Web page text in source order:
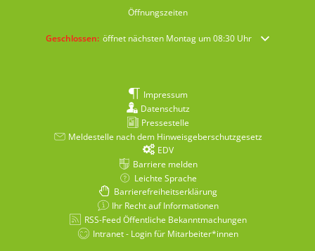
Öffnungszeiten
Klicken, um weitere Öffnungs- oder Schließzeiten auszublenden
Geschlossen: öffnet nächsten Montag um 08:30 Uhr
Impressum
Datenschutz
Pressestelle
Meldestelle nach dem Hinweisgeberschutzgesetz
EDV
Barriere melden
Leichte Sprache
Barrierefreiheitserklärung
Ihr Recht auf Informationen
RSS-Feed Öffentliche Bekanntmachungen
Intranet - Login für Mitarbeiter*innen